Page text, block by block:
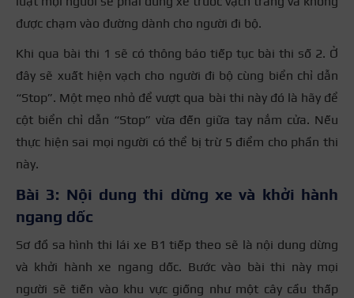
được chạm vào đường dành cho người đi bộ.
Khi qua bài thi 1 sẽ có thông báo tiếp tục bài thi số 2. Ở
đây sẽ xuất hiện vạch cho người đi bộ cùng biển chỉ dẫn
“Stop”. Một mẹo nhỏ để vượt qua bài thi này đó là hãy để
cột biển chỉ dẫn “Stop” vừa đến giữa tay nắm cửa. Nếu
thực hiện sai mọi người có thể bị trừ 5 điểm cho phần thi
này.
Bài 3: Nội dung thi dừng xe và khởi hành
ngang dốc
Sơ đồ sa hình thi lái xe B1 tiếp theo sẽ là nội dung dừng
và khởi hành xe ngang dốc. Bước vào bài thi này mọi
người sẽ tiến vào khu vực giống như một cây cầu thấp